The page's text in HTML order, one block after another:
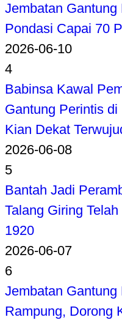
Jembatan
Pondasi Capai 70
2026-06-10
4
Babinsa Kawal
Gantung Perintis
Kian Dekat
2026-06-08
5
Bantah Jadi
Talang Giring
1920
2026-06-07
6
Jembatan
Rampung, Dorong